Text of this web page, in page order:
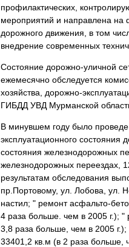
профилактических,
мероприятий и направлена на
дорожного движения, в том
внедрение современных
Состояние дорожно-уличной
ежемесячно обследуется
хозяйства, дорожно-
ГИБДД УВД Мурманской
В минувшем году было
эксплуатационного состояния
состояния железнодорожных
железнодорожных переездах,
результатам обследования
пр.Портовому, ул. Лобова, ул.
настил; " ремонт асфальто-
4 раза больше. чем в 2005 г.);
3,8 раза больше, чем в 2005
33401,2 кв.м (в 2 раза больше,